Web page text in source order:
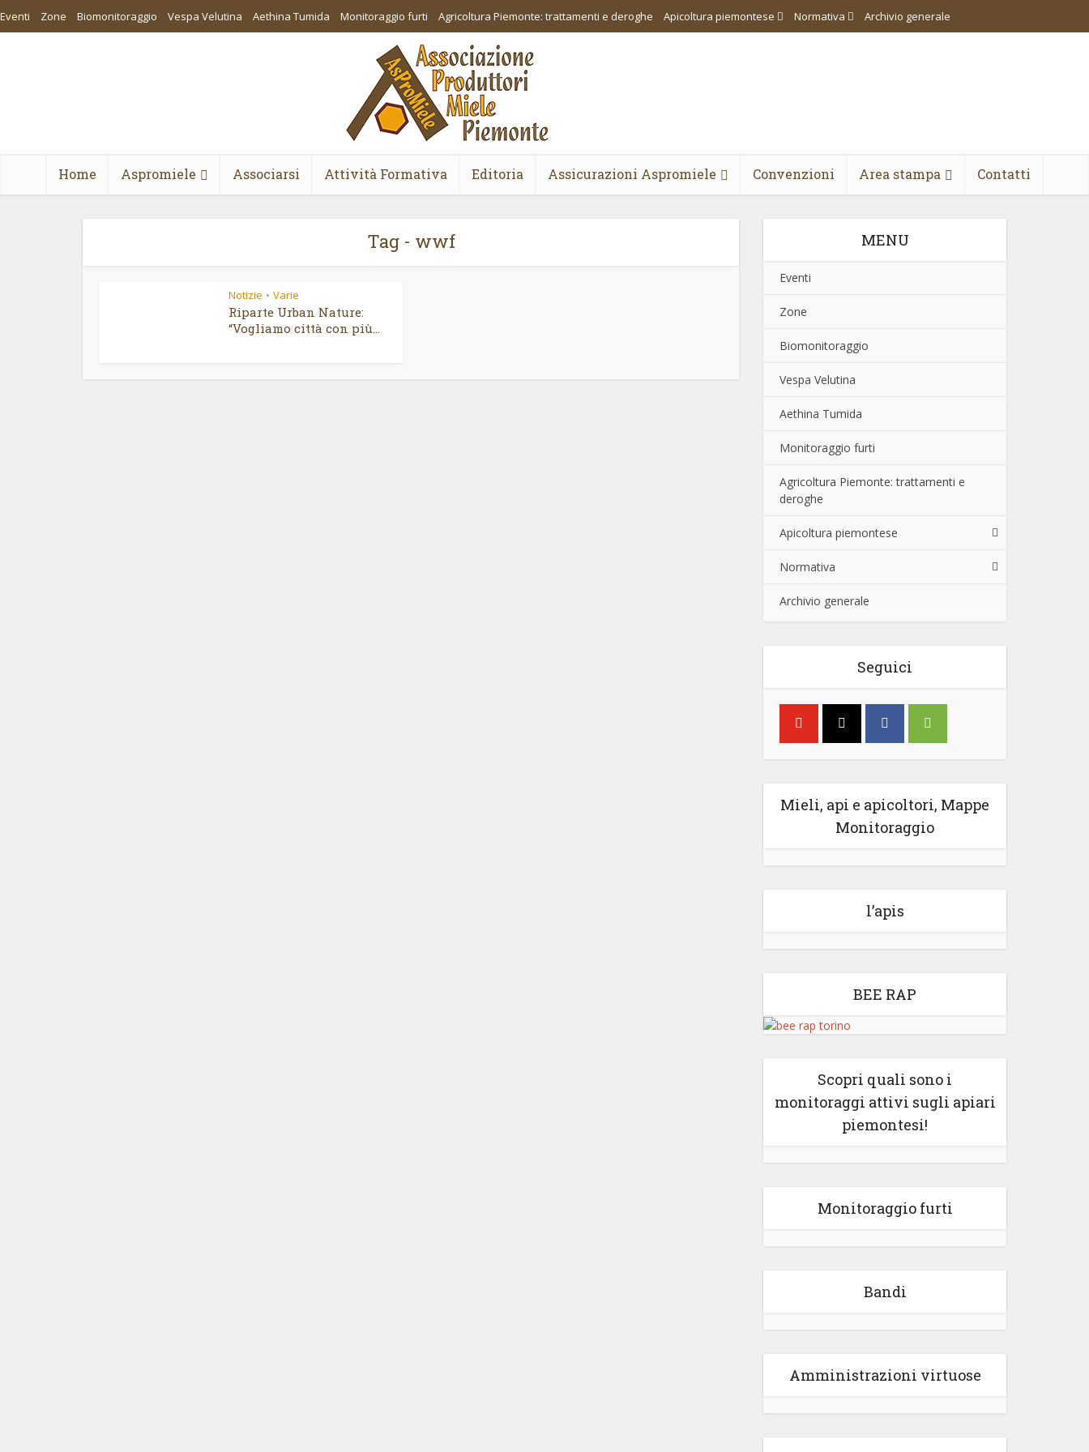
Eventi Zone Biomonitoraggio Vespa Velutina Aethina Tumida Monitoraggio furti Agricoltura Piemonte: trattamenti e deroghe Apicoltura piemontese Normativa Archivio generale
Home Aspromiele Associarsi Attività Formativa Editoria Assicurazioni Aspromiele Convenzioni Area stampa Contatti
Tag - wwf
Notizie • Varie
Riparte Urban Nature:
“Vogliamo città con più...
MENU
Eventi
Zone
Biomonitoraggio
Vespa Velutina
Aethina Tumida
Monitoraggio furti
Agricoltura Piemonte: trattamenti e
deroghe
Apicoltura piemontese
Normativa
Archivio generale
Seguici
Mieli, api e apicoltori, Mappe
Monitoraggio
l’apis
BEE RAP
Scopri quali sono i
monitoraggi attivi sugli apiari
piemontesi!
Monitoraggio furti
Bandi
Amministrazioni virtuose